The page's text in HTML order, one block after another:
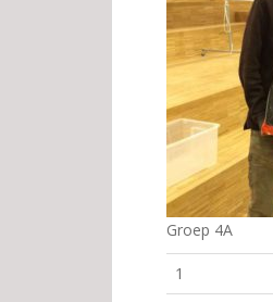
Groep 4A
1